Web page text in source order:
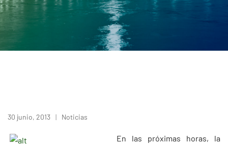
30 junio, 2013 Noticias
En las próximas horas, la